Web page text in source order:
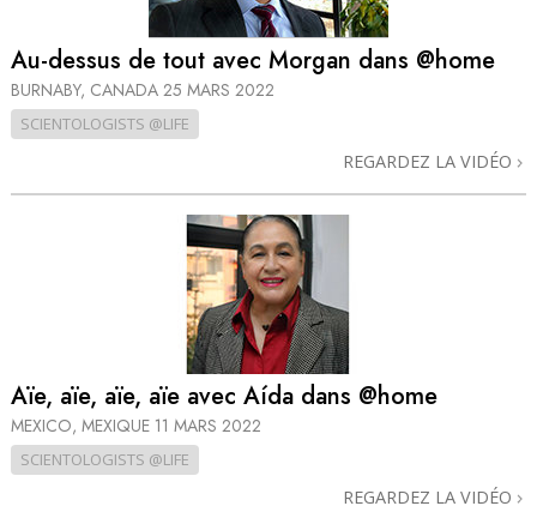
Au-dessus de tout avec Morgan dans @home
BURNABY, CANADA 25 MARS 2022
SCIENTOLOGISTS @LIFE
REGARDEZ LA VIDÉO
Aïe, aïe, aïe, aïe avec Aída dans @home
MEXICO, MEXIQUE 11 MARS 2022
SCIENTOLOGISTS @LIFE
REGARDEZ LA VIDÉO